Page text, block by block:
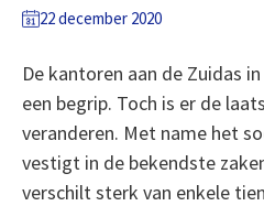
22 december 2020
De kantoren aan de Zuidas
een begrip. Toch is er de
veranderen. Met name het
vestigt in de bekendste
verschilt sterk van enkele